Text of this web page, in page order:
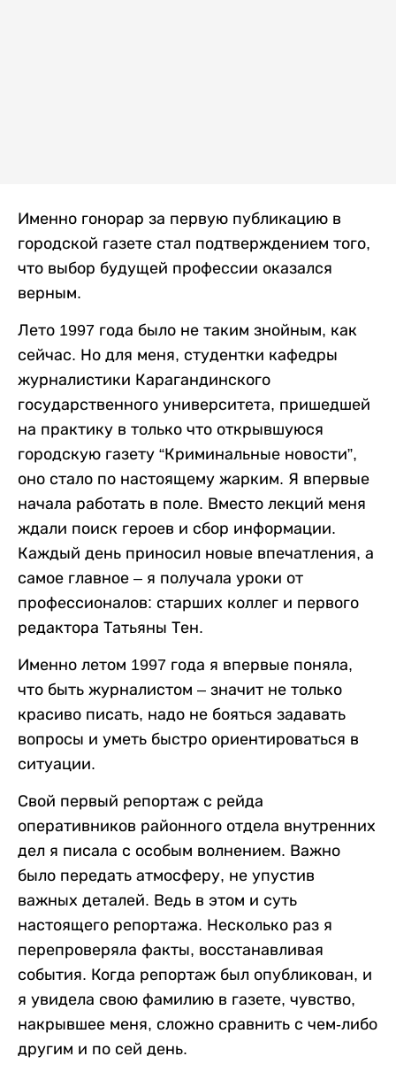
Именно гонорар за первую публикацию в
городской газете стал подтверждением того,
что выбор будущей профессии оказался
верным.
Лето 1997 года было не таким знойным, как
сейчас. Но для меня, студентки кафедры
журналистики Карагандинского
государственного университета, пришедшей
на практику в только что открывшуюся
городскую газету “Криминальные новости”,
оно стало по настоящему жарким. Я впервые
начала работать в поле. Вместо лекций меня
ждали поиск героев и сбор информации.
Каждый день приносил новые впечатления, а
самое главное – я получала уроки от
профессионалов: старших коллег и первого
редактора Татьяны Тен.
Именно летом 1997 года я впервые поняла,
что быть журналистом – значит не только
красиво писать, надо не бояться задавать
вопросы и уметь быстро ориентироваться в
ситуации.
Свой первый репортаж с рейда
оперативников районного отдела внутренних
дел я писала с особым волнением. Важно
было передать атмосферу, не упустив
важных деталей. Ведь в этом и суть
настоящего репортажа. Несколько раз я
перепроверяла факты, восстанавливая
события. Когда репортаж был опубликован, и
я увидела свою фамилию в газете, чувство,
накрывшее меня, сложно сравнить с чем-либо
другим и по сей день.